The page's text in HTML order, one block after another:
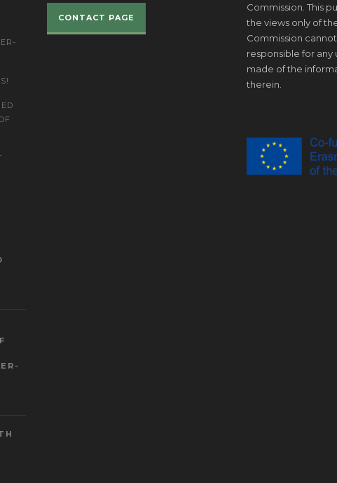
CONTACT PAGE
Commission. This
the views only of
Commission
responsible for any
made of the
therein.